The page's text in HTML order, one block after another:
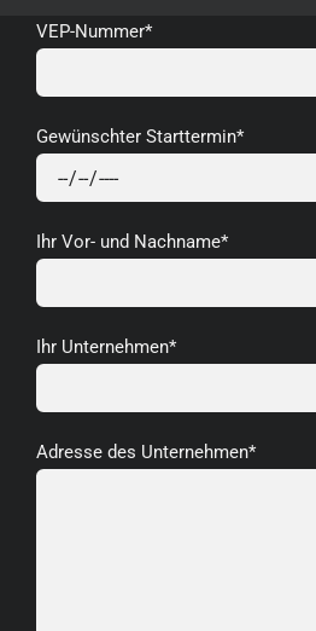
VEP-Nummer*
Gewünschter Starttermin*
Ihr Vor- und Nachname*
Ihr Unternehmen*
Adresse des Unternehmen*